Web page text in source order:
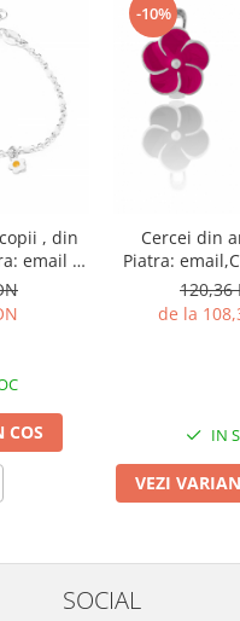
, din
email ,
, Sonis
COS
-10%
Cercei din
Piatra:
120,36
de la
IN
VEZI
SOCIAL